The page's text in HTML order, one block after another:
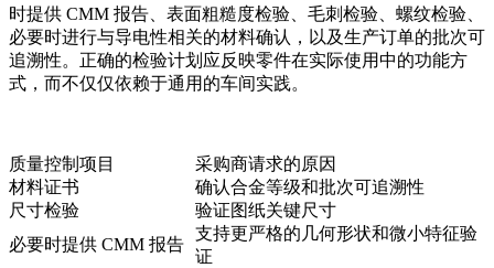
时提供 CMM 报告、表面粗糙度检验、毛刺检验、螺纹检验、
必要时进行与导电性相关的材料确认，以及生产订单的批次可
追溯性。正确的检验计划应反映零件在实际使用中的功能方
式，而不仅仅依赖于通用的车间实践。
质量控制项目
采购商请求的原因
材料证书
确认合金等级和批次可追溯性
尺寸检验
验证图纸关键尺寸
必要时提供 CMM 报告
支持更严格的几何形状和微小特征验
证